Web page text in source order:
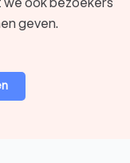
geven.